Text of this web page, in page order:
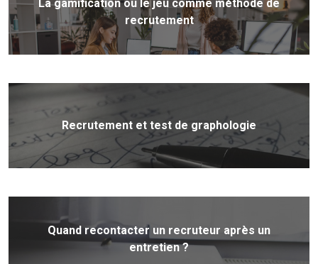
La gamification ou le jeu comme méthode de
recrutement
Recrutement et test de graphologie
Quand recontacter un recruteur après un
entretien ?